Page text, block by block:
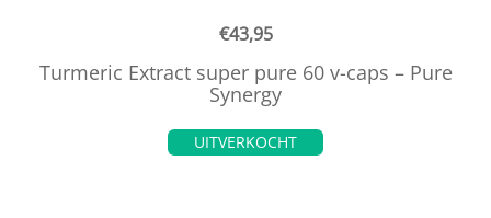
€43,95
Turmeric Extract super pure 60 v-caps – Pure
Synergy
UITVERKOCHT